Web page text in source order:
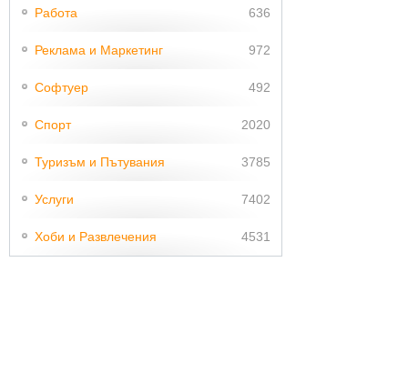
Работа 636
Реклама и Маркетинг 972
Софтуер 492
Спорт 2020
Туризъм и Пътувания 3785
Услуги 7402
Хоби и Развлечения 4531